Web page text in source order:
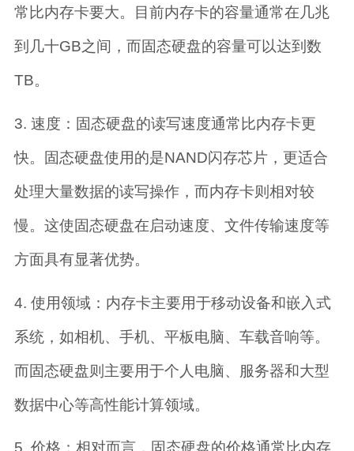
常比内存卡要大。目前内存卡的容量通常在几兆
到几十GB之间，而固态硬盘的容量可以达到数
TB。
3. 速度：固态硬盘的读写速度通常比内存卡更
快。固态硬盘使用的是NAND闪存芯片，更适合
处理大量数据的读写操作，而内存卡则相对较
慢。这使固态硬盘在启动速度、文件传输速度等
方面具有显著优势。
4. 使用领域：内存卡主要用于移动设备和嵌入式
系统，如相机、手机、平板电脑、车载音响等。
而固态硬盘则主要用于个人电脑、服务器和大型
数据中心等高性能计算领域。